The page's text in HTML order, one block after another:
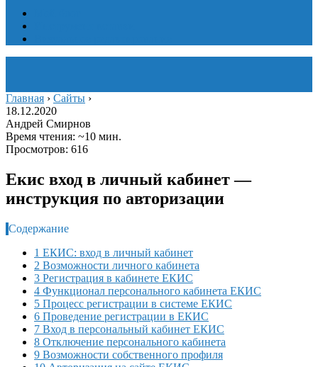
Главная › Сайты ›
18.12.2020
Андрей Смирнов
Время чтения: ~10 мин.
Просмотров: 616
Екис вход в личный кабинет —
инструкция по авторизации
Содержание
1 ЕКИС: вход в личный кабинет
2 Возможности личного кабинета
3 Регистрация в кабинете ЕКИС
4 Функционал персонального кабинета ЕКИС
5 Процесс регистрации в системе ЕКИС
6 Проведение регистрации в ЕКИС
7 Вход в персональный кабинет ЕКИС
8 Отключение персонального кабинета
9 Возможности собственного профиля